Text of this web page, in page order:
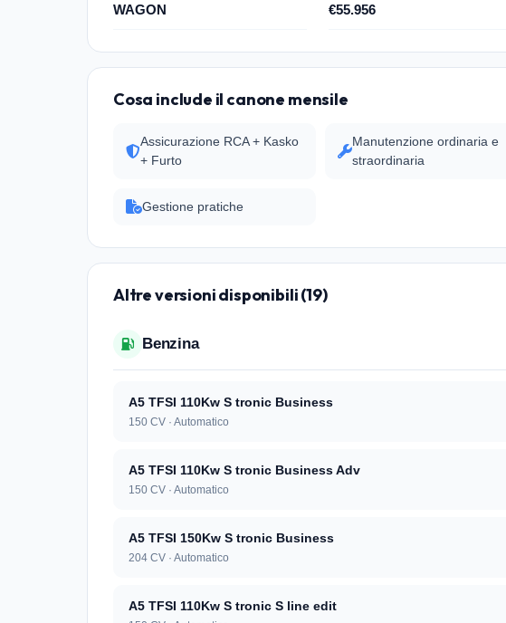
WAGON €55.956
Cosa include il canone mensile
Assicurazione RCA + Kasko
+ Furto
Manutenzione ordinaria e
straordinaria
Gestione pratiche
Altre versioni disponibili (19)
Benzina
A5 TFSI 110Kw S tronic Business
150 CV · Automatico
A5 TFSI 110Kw S tronic Business Adv
150 CV · Automatico
A5 TFSI 150Kw S tronic Business
204 CV · Automatico
A5 TFSI 110Kw S tronic S line edit